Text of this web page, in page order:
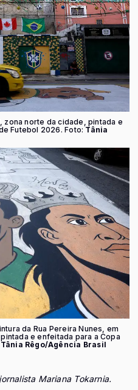
zona norte da cidade, pintada e
Futebol 2026. Foto: Tânia
da Rua Pereira Nunes, em
e enfeitada para a Copa
Tânia Rêgo/Agência Brasil
Mariana Tokarnia.